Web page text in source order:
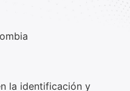
la identificación y